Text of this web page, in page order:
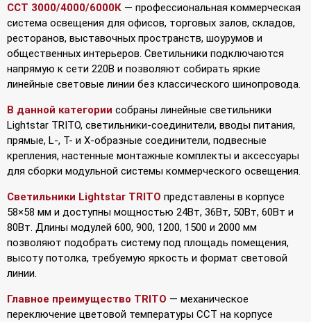
CCT 3000/4000/6000К — профессиональная коммерческая
система освещения для офисов, торговых залов, складов,
ресторанов, выставочных пространств, шоурумов и
общественных интерьеров. Светильники подключаются
напрямую к сети 220В и позволяют собирать яркие
линейные световые линии без классического шинопровода.
В данной категории собраны линейные светильники
Lightstar TRITO, светильники-соединители, вводы питания,
прямые, L-, T- и X-образные соединители, подвесные
крепления, настенные монтажные комплекты и аксессуары
для сборки модульной системы коммерческого освещения.
Светильники Lightstar TRITO представлены в корпусе
58×58 мм и доступны мощностью 24Вт, 36Вт, 50Вт, 60Вт и
80Вт. Длины модулей 600, 900, 1200, 1500 и 2000 мм
позволяют подобрать систему под площадь помещения,
высоту потолка, требуемую яркость и формат световой
линии.
Главное преимущество TRITO — механическое
переключение цветовой температуры CCT на корпусе